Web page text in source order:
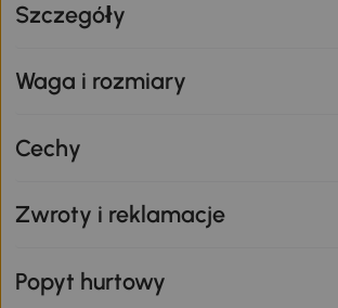
Szczegóły
Waga i rozmiary
Cechy
Zwroty i reklamacje
Popyt hurtowy